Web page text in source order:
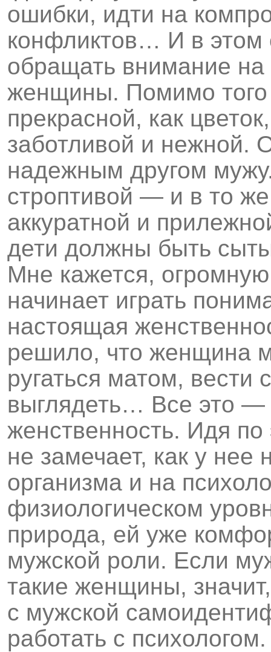
ошибки, идти на
конфликтов… И в
обращать внимание
женщины. Помимо
прекрасной, как
заботливой и нежной.
надежным другом
строптивой — и в то
аккуратной и
дети должны быть
Мне кажется,
начинает играть
настоящая
решило, что женщина
ругаться матом, вести
выглядеть… Все это —
женственность. Идя
не замечает, как у нее
организма и на
физиологическом
природа, ей уже
мужской роли. Если
такие женщины,
с мужской
работать с психологом.